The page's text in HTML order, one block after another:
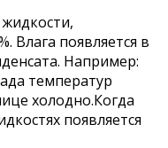
Влага появляется в
Например:
температур
холодно.Когда
появляется